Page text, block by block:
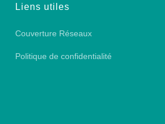
Liens utiles
Couverture Réseaux
Politique de confidentialité